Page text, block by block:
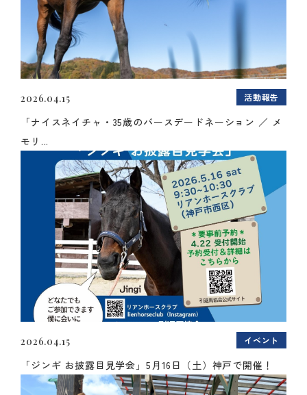
2026.04.15 活動報告
「ナイスネイチャ・35歳のバースデードネーション ／ メ
モリ...
2026.04.15 イベント
「ジンギ お披露目見学会」5月16日（土）神戸で開催！